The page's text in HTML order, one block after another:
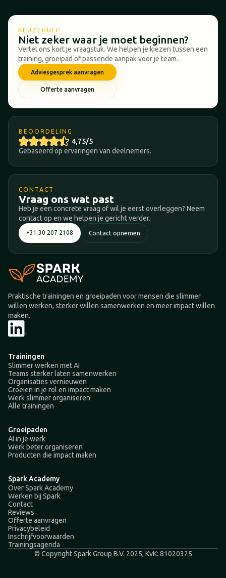
KEUZEHULP
Niet zeker waar je moet beginnen?
Vertel ons kort je vraagstuk. We helpen je kiezen tussen een
training, groeipad of passende aanpak voor je team.
Adviesgesprek aanvragen
Offerte aanvragen
BEOORDELING
4,75/5
Gebaseerd op ervaringen van deelnemers.
CONTACT
Vraag ons wat past
Heb je een concrete vraag of wil je eerst overleggen? Neem
contact op en we helpen je gericht verder.
+31 30 207 2108 Contact opnemen
Praktische trainingen en groeipaden voor mensen die slimmer
willen werken, sterker willen samenwerken en meer impact willen
maken.
Trainingen
Slimmer werken met AI
Teams sterker laten samenwerken
Organisaties vernieuwen
Groeien in je rol en impact maken
Werk slimmer organiseren
Alle trainingen
Groeipaden
AI in je werk
Werk beter organiseren
Producten die impact maken
Spark Academy
Over Spark Academy
Werken bij Spark
Contact
Reviews
Offerte aanvragen
Privacybeleid
Inschrijfvoorwaarden
Trainingsagenda
© Copyright Spark Group B.V. 2025, KvK: 81020325